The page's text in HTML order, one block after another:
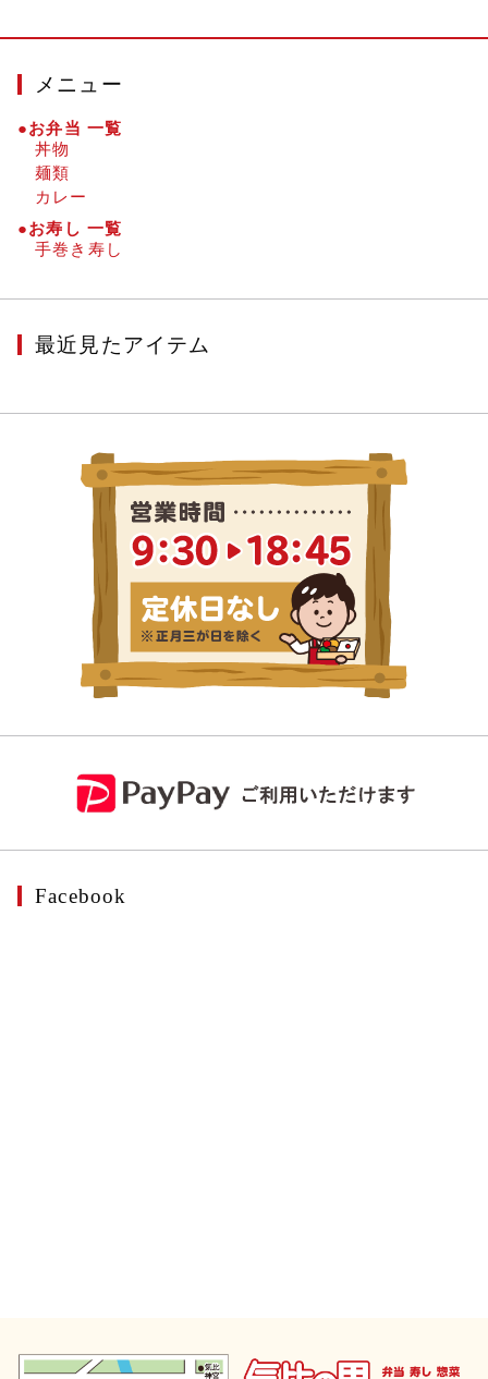
メニュー
●お弁当 一覧
丼物
麺類
カレー
●お寿し 一覧
手巻き寿し
最近見たアイテム
Facebook